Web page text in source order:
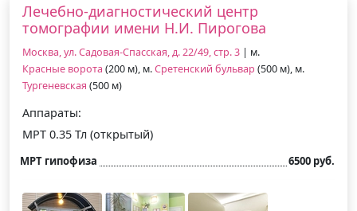
Лечебно-диагностический центр
томографии имени Н.И. Пирогова
Москва, ул. Садовая-Спасская, д. 22/49, стр. 3 | м.
Красные ворота (200 м), м.Сретенский бульвар (500 м), м.
Тургеневская (500 м)
Аппараты:
МРТ 0.35 Тл (открытый)
МРТ гипофиза 6500 руб.